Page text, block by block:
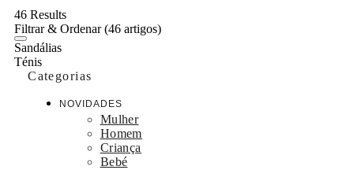
46 Results
Filtrar & Ordenar(46 artigos)
Sandálias
Ténis
Categorias
NOVIDADES
Mulher
Homem
Criança
Bebé